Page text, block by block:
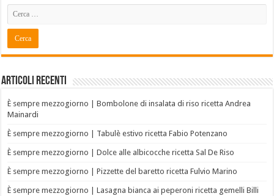
Articoli recenti
È sempre mezzogiorno | Bombolone di insalata di riso ricetta Andrea
Mainardi
È sempre mezzogiorno | Tabulè estivo ricetta Fabio Potenzano
È sempre mezzogiorno | Dolce alle albicocche ricetta Sal De Riso
È sempre mezzogiorno | Pizzette del baretto ricetta Fulvio Marino
È sempre mezzogiorno | Lasagna bianca ai peperoni ricetta gemelli Billi